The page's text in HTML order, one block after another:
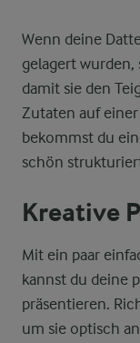
Wenn deine
gelagert wurden,
damit sie den
Zutaten auf
bekommst du
schön
Kreative
Mit ein paar
kannst du deine
präsentieren.
um sie optisch